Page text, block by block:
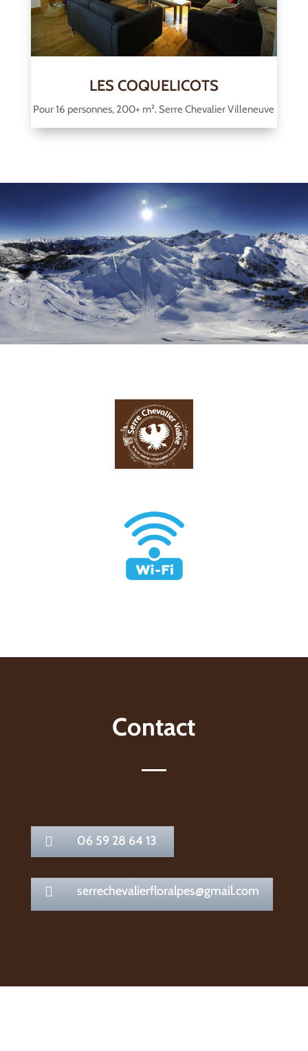
LES COQUELICOTS
Pour 16 personnes, 200+ m². Serre Chevalier Villeneuve
Contact
 06 59 28 64 13
 serrechevalierfloralpes@gmail.com